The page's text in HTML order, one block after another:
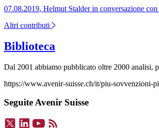
07.08.2019, Helmut Stalder in conversazione
Altri contributi
Biblioteca
Dal 2001 abbiamo pubblicato oltre 2000 analisi,
https://www.avenir-suisse.ch/it/piu-sovvenzioni-
Seguite Avenir Suisse